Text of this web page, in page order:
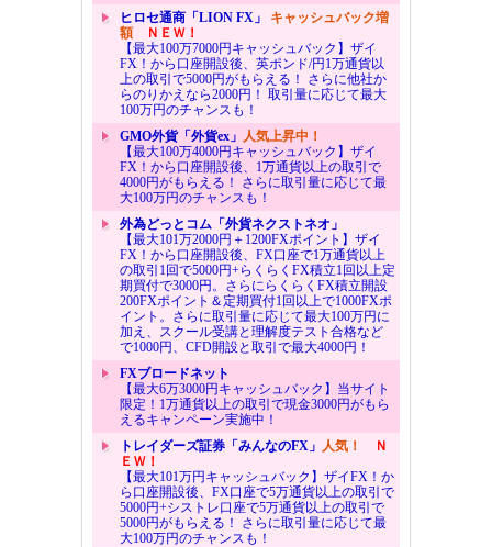
ヒロセ通商「LION FX」 キャッシュバック増
額ＮＥＷ！
【最大100万7000円キャッシュバック】ザイ
FX！から口座開設後、英ポンド/円1万通貨以
上の取引で5000円がもらえる！ さらに他社か
らのりかえなら2000円！ 取引量に応じて最大
100万円のチャンスも！
GMO外貨「外貨ex」 人気上昇中！
【最大100万4000円キャッシュバック】ザイ
FX！から口座開設後、1万通貨以上の取引で
4000円がもらえる！ さらに取引量に応じて最
大100万円のチャンスも！
外為どっとコム「外貨ネクストネオ」
【最大101万2000円＋1200FXポイント】ザイ
FX！から口座開設後、FX口座で1万通貨以上
の取引1回で5000円+らくらくFX積立1回以上定
期買付で3000円。さらにらくらくFX積立開設
200FXポイント＆定期買付1回以上で1000FXポ
イント。さらに取引量に応じて最大100万円に
加え、スクール受講と理解度テスト合格など
で1000円、CFD開設と取引で最大4000円！
FXブロードネット
【最大6万3000円キャッシュバック】当サイト
限定！1万通貨以上の取引で現金3000円がもら
えるキャンペーン実施中！
トレイダーズ証券「みんなのFX」 人気！
Ｎ
ＥＷ！
【最大101万円キャッシュバック】ザイFX！か
ら口座開設後、FX口座で5万通貨以上の取引で
5000円+シストレ口座で5万通貨以上の取引で
5000円がもらえる！ さらに取引量に応じて最
大100万円のチャンスも！